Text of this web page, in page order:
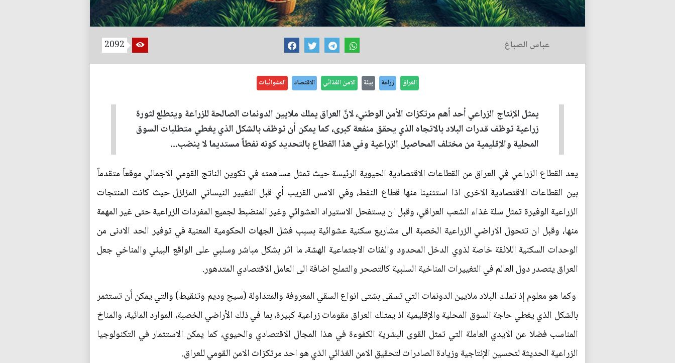
عباس الصباغ 2092
العراق زراعة بيئة الامن الغذائي الاقتصاد العشوائيات
يمثل الإنتاج الزراعي أحد أهم مرتكزات الأمن الوطني، لانَّ العراق يملك ملايين الدونمات الصالحة للزراعة ويتطلع لثورة
زراعية توظف قدرات البلاد بالاتجاه الذي يحقق منفعة كبرى، كما يمكن أن توظف بالشكل الذي يغطي متطلبات السوق
المحلية والإقليمية من مختلف المحاصيل الزراعية وفي هذا القطاع بالتحديد كونه نفطاً مستديما لا ينضب...
يعد القطاع الزراعي في العراق من القطاعات الاقتصادية الحيوية الرئيسة حيث تمثل مساهمته في تكوين الناتج القومي الاجمالي موقعاً متقدماً
بين القطاعات الاقتصادية الاخرى اذا استثنينا منها قطاع النفط، وفي الامس القريب أي قبل التغيير النيساني المزلزل حيث كانت المنتجات
الزراعية الوفيرة تمثل سلة غذاء الشعب العراقي، وقبل ان يستفحل الاستيراد العشوائي وغير المنضبط لجميع المفردات الزراعية حتى غير المهمة
منها، وقبل ان تتحول الاراضي الزراعية الخصبة الى مشاريع سكنية عشوائية بسبب فشل الجهات الحكومية المعنية في توفير الحد الادنى من
الوحدات السكنية اللائقة خاصة لذوي الدخل المحدود والفئات الاجتماعية الهشة، ما اثر بشكل مباشر وسلبي على الواقع البيئي والمناخي جعل
العراق يتصدر دول العالم في التغييرات المناخية السلبية كالتصحر والتملح اضافة الى العامل الاقتصادي المتدهور.
وكما هو معلوم إذ تملك البلاد ملايين الدونمات التي تسقى بشتى انواع السقي المعروفة والمتداولة (سيح وديم وتنقيط) والتي يمكن أن تستثمر
بالشكل الذي يغطي حاجة السوق المحلية والإقليمية اذ يمتلك العراق مقومات زراعية كبيرة، بما في ذلك الأراضي الخصبة، الموارد المائية، والمناخ
المناسب فضلا عن الايدي العاملة التي تمثل القوى البشرية الكفوءة في هذا المجال الاقتصادي والحيوي، كما يمكن الاستثمار في التكنولوجيا
الزراعية الحديثة لتحسين الإنتاجية وزيادة الصادرات لتحقيق الامن الغذائي الذي هو احد مرتكزات الامن القومي للعراق.